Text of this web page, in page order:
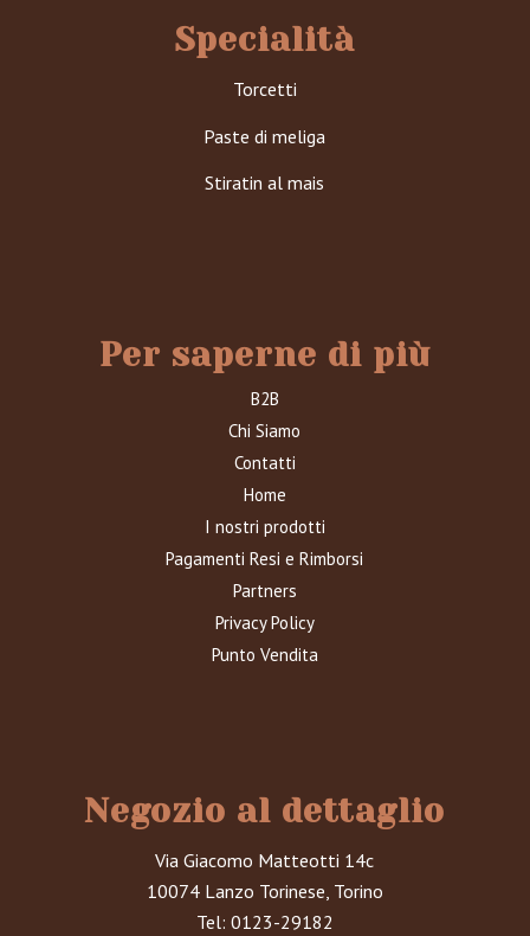
Specialità
Torcetti
Paste di meliga
Stiratin al mais
Per saperne di più
B2B
Chi Siamo
Contatti
Home
I nostri prodotti
Pagamenti Resi e Rimborsi
Partners
Privacy Policy
Punto Vendita
Negozio al dettaglio
Via Giacomo Matteotti 14c
10074 Lanzo Torinese, Torino
Tel: 0123-29182